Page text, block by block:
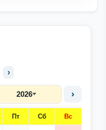
›
2026 ›
Пт Сб Вс